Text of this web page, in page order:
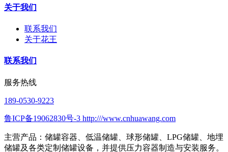
关于我们
联系我们
关于花王
联系我们
服务热线
189-0530-9223
鲁ICP备19062830号-3 http:///www.cnhuawang.com
主营产品：储罐容器、低温储罐、球形储罐、LPG储罐、地埋
储罐及各类定制储罐设备，并提供压力容器制造与安装服务。